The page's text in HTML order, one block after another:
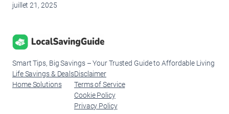
juillet 21, 2025
Smart Tips, Big Savings – Your Trusted Guide to Affordable Living
Life Savings & Deals
Home Solutions
Disclaimer
Terms of Service
Cookie Policy
Privacy Policy